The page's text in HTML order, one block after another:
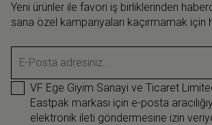
Yeni ürünler ile favori iş birliklerinden
sana özel kampanyaları kaçırmamak için
E-Posta adresiniz...
VF Ege Giyim Sanayi ve Ticaret
Eastpak markası için e-posta
elektronik ileti göndermesine izin